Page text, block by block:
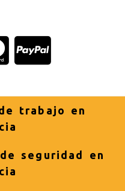
trabajo en
seguridad en